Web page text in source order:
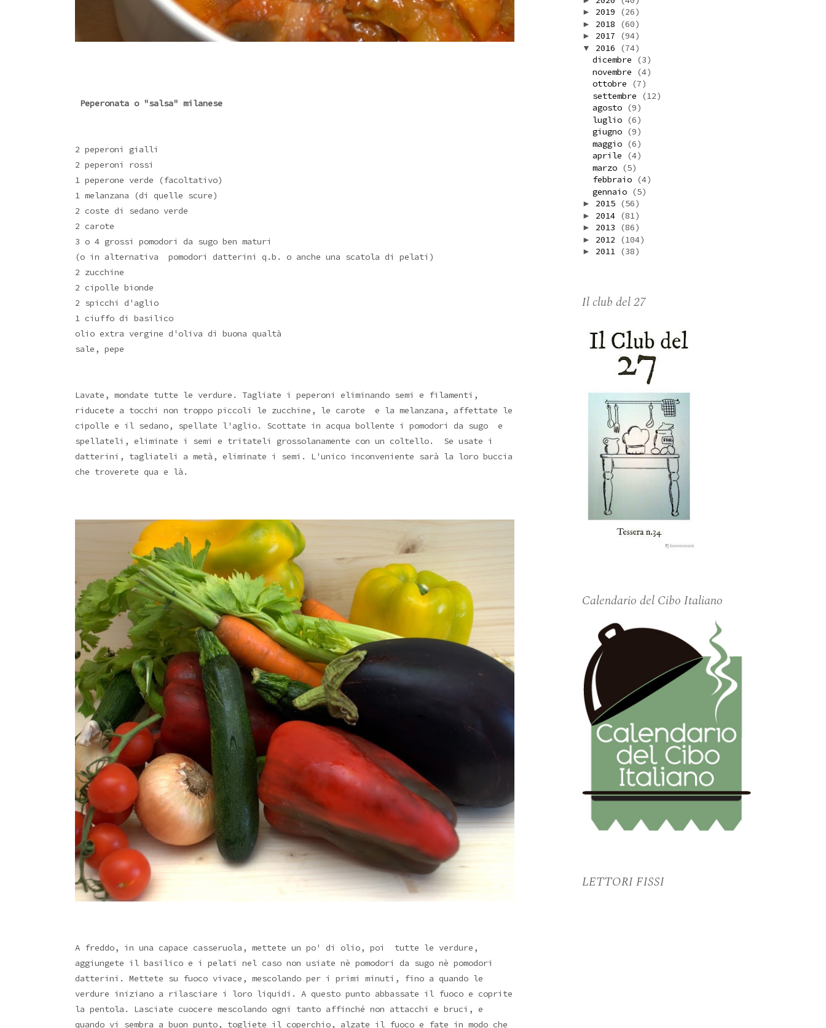
Peperonata o "salsa" milanese
2 peperoni gialli
2 peperoni rossi
1 peperone verde (facoltativo)
1 melanzana (di quelle scure)
2 coste di sedano verde
2 carote
3 o 4 grossi pomodori da sugo ben maturi
(o in alternativa pomodori datterini q.b. o anche una scatola di pelati)
2 zucchine
2 cipolle bionde
2 spicchi d'aglio
1 ciuffo di basilico
olio extra vergine d'oliva di buona qualtà
sale, pepe
Lavate, mondate tutte le verdure. Tagliate i peperoni eliminando semi e filamenti,
riducete a tocchi non troppo piccoli le zucchine, le carote e la melanzana, affettate le
cipolle e il sedano, spellate l'aglio. Scottate in acqua bollente i pomodori da sugo e
spellateli, eliminate i semi e tritateli grossolanamente con un coltello. Se usate i
datterini, tagliateli a metà, eliminate i semi. L'unico inconveniente sarà la loro buccia
che troverete qua e là.
A freddo, in una capace casseruola, mettete un po' di olio, poi tutte le verdure,
aggiungete il basilico e i pelati nel caso non usiate nè pomodori da sugo nè pomodori
datterini. Mettete su fuoco vivace, mescolando per i primi minuti, fino a quando le
verdure iniziano a rilasciare i loro liquidi. A questo punto abbassate il fuoco e coprite
la pentola. Lasciate cuocere mescolando ogni tanto affinché non attacchi e bruci, e
quando vi sembra a buon punto, togliete il coperchio, alzate il fuoco e fate in modo che
► 2019 (26)
► 2018 (60)
► 2017 (94)
▼ 2016
(74)
dicembre
(3)
novembre
(4)
ottobre
(7)
settembre
(12)
agosto (9)
luglio (6)
giugno (9)
maggio (6)
aprile
(4)
marzo (5)
febbraio (4)
gennaio (5)
► 2015 (56)
► 2014 (81)
► 2013 (86)
► 2012 (104)
► 2011 (38)
Il club del 27
Calendario del Cibo Italiano
LETTORI FISSI